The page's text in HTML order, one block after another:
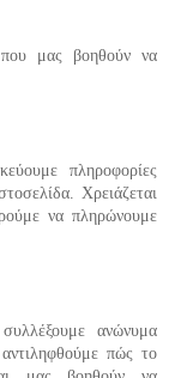
μας βοηθούν να
πληροφορίες
Χρειάζεται
να πληρώνουμε
ανώνυμα
πώς το